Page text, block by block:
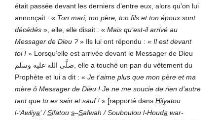
était passée devant les derniers d’entre eux, alors qu’on lui
annonçait : « Ton mari, ton père, ton fils et ton époux sont
décédés », elle, elle disait : « Mais qu’est-il arrivé au
Messager de Dieu ? » Ils lui ont répondu : « Il est devant
toi ! » Lorsqu’elle est arrivée devant le Messager de Dieu
صلَّى الله عليه وسلم, elle a touché un pan du vêtement du
Prophète et lui a dit : « Je t’aime plus que mon père et ma
mère ô Messager de Dieu ! Je ne me soucie de rien d’autre
tant que tu es sain et sauf ! » [rapporté dans Hilyatou
l-‘Awliya’ /Sifatou s–Safwah / Souboulou l-Houda war-